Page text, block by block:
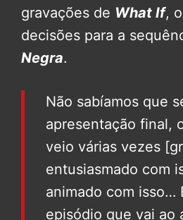
gravações de What If,
decisões para a
Negra.
Não sabíamos que
apresentação final,
veio várias vezes
entusiasmado com
animado com isso…
episódio que vai ao